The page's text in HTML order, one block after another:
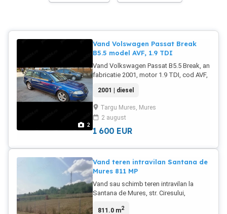
2
Vand Volswagen Passat Break
B5.5 model AVF, 1.9 TDI
Vand Volkswagen Passat B5.5 Break, an
fabricatie 2001, motor 1.9 TDI, cod AVF,
computer bord, turbosuflanta
Meistertaile schimbata recent ( cca
15000 km ), consum redus, geamuri
electrice fata- spate, oglinzi electrice si
incalzite, incalzire in scaune, cotiera
radio+ CD original, jante aluminiu.
Masina intretinuta, fara rugina, stare
tehnica si estetica buna, prima
inmatriculare in tara anul 2014. Pret usor
negociabil 1600 Euro.
2001 | diesel
Targu Mures, Mures
2 august
1 600 EUR
Vand teren intravilan Santana de
Mures 811 MP
Vand sau schimb teren intravilan la
Santana de Mures, str. Ciresului,
30 metri. Terenul este imprejmuit, utilitati
811.0 m2